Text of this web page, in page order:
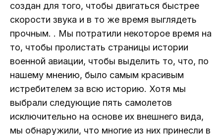
создан для того, чтобы двигаться быстрее
скорости звука и в то же время выглядеть
прочным. . Мы потратили некоторое время на
то, чтобы пролистать страницы истории
военной авиации, чтобы выделить то, что, по
нашему мнению, было самым красивым
истребителем за всю историю. Хотя мы
выбрали следующие пять самолетов
исключительно на основе их внешнего вида,
мы обнаружили, что многие из них принесли в